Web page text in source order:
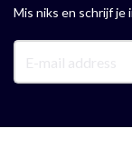
Mis niks en schrijf je